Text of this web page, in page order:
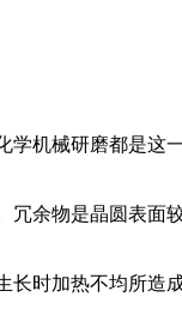
机械研磨都是这
冗余物是晶圆表面
长时加热不均所造